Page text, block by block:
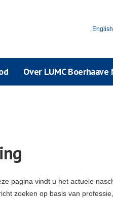
Over LUMC Boerhaave
pagina vindt u het actuele
zoeken op basis van